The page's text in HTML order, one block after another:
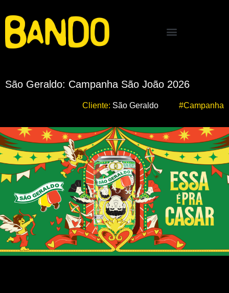
São Geraldo: Campanha São João 2026
Cliente: São Geraldo #Campanha